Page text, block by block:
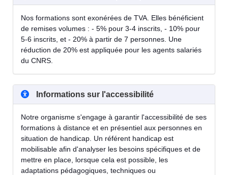
Nos formations sont exonérées de TVA. Elles bénéficient
de remises volumes : - 5% pour 3-4 inscrits, - 10% pour
5-6 inscrits, et - 20% à partir de 7 personnes. Une
réduction de 20% est appliquée pour les agents salariés
du CNRS.
Informations sur l'accessibilité
Notre organisme s'engage à garantir l'accessibilité de ses
formations à distance et en présentiel aux personnes en
situation de handicap. Un référent handicap est
mobilisable afin d'analyser les besoins spécifiques et de
mettre en place, lorsque cela est possible, les
adaptations pédagogiques, techniques ou